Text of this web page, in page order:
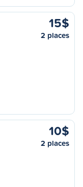
15$
2 places
10$
2 places